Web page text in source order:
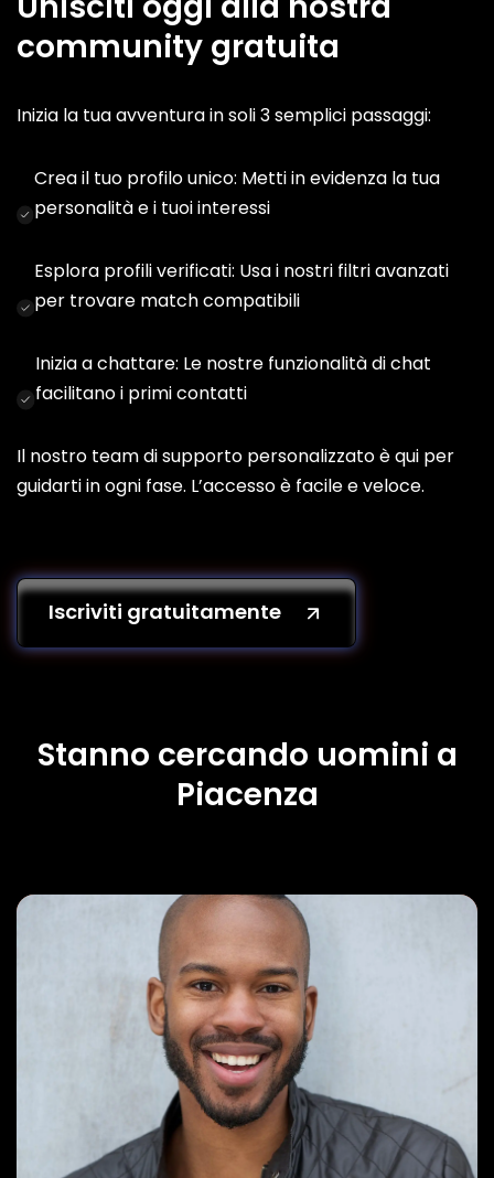
community gratuita
Inizia la tua avventura in soli 3 semplici passaggi:
Crea il tuo profilo unico: Metti in evidenza la tua
personalità e i tuoi interessi
Esplora profili verificati: Usa i nostri filtri avanzati
per trovare match compatibili
Inizia a chattare: Le nostre funzionalità di chat
facilitano i primi contatti
Il nostro team di supporto personalizzato è qui per
guidarti in ogni fase. L’accesso è facile e veloce.
Iscriviti gratuitamente
Stanno cercando uomini a
Piacenza